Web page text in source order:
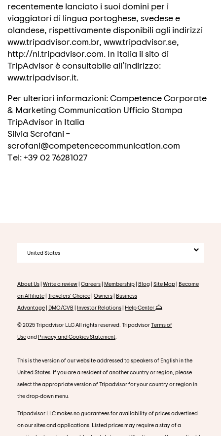
recentemente lanciato i suoi domini per i
viaggiatori di lingua portoghese, svedese e
olandese, rispettivamente disponibili agli indirizzi
www.tripadvisor.com.br, www.tripadvisor.se,
http://nl.tripadvisor.com. In Italia il sito di
TripAdvisor è consultabile all’indirizzo:
www.tripadvisor.it.
Per ulteriori informazioni: Competence Corporate
& Marketing Communication Ufficio Stampa
TripAdvisor in Italia
Silvia Scrofani –
scrofani@competencecommunication.com
Tel: +39 02 76281027
United States
About Us| Write a review| Careers| Membership| Blog | Site Map| Become
an Affiliate| Travelers' Choice| Owners| Business
Advantage| DMO/CVB | Investor Relations| Help Center
© 2025 Tripadvisor LLC All rights reserved. TripadvisorTerms of
Useand Privacy and Cookies Statement
This is the version of our website addressed to speakers of English in the
United States. If you are a resident of another country or region, please
select the appropriate version of Tripadvisor for your country or region in
the drop-down menu.
Tripadvisor LLC makes no guarantees for availability of prices advertised
on our sites and applications. Listed prices may require a stay of a